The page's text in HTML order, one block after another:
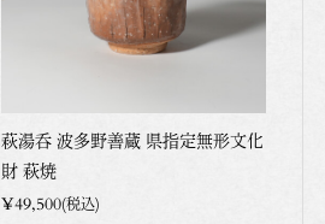
萩湯呑 波多野善蔵 県指定無形文化
財 萩焼
¥49,500(税込)